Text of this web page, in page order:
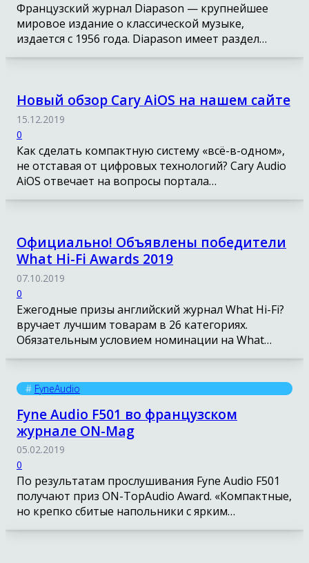
Французский журнал Diapason — крупнейшее
мировое издание о классической музыке,
издается с 1956 года. Diapason имеет раздел…
Новый обзор Cary AiOS на нашем сайте
15.12.2019
0
Как сделать компактную систему «всё-в-одном»,
не отставая от цифровых технологий? Cary Audio
AiOS отвечает на вопросы портала…
Официально! Объявлены победители
What Hi-Fi Awards 2019
07.10.2019
0
Ежегодные призы английский журнал What Hi-Fi?
вручает лучшим товарам в 26 категориях.
Обязательным условием номинации на What…
# FyneAudio
Fyne Audio F501 во французском
журнале ON-Mag
05.02.2019
0
По результатам прослушивания Fyne Audio F501
получают приз ON-TopAudio Award. «Компактные,
но крепко сбитые напольники с ярким…